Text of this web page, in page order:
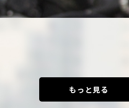
もっと見る